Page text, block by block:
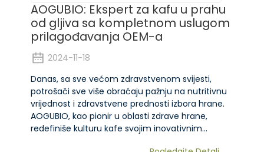
AOGUBIO: Ekspert za kafu u prahu
od gljiva sa kompletnom uslugom
prilagođavanja OEM-a
2024-11-18
Danas, sa sve većom zdravstvenom svijesti,
potrošači sve više obraćaju pažnju na nutritivnu
vrijednost i zdravstvene prednosti izbora hrane.
AOGUBIO, kao pionir u oblasti zdrave hrane,
redefiniše kulturu kafe svojim inovativnim...